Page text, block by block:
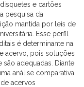
e cartões
pesquisa da
mantida por leis de
Esse perfil
é determinante na
acervo, pois soluções
adequadas. Diante
análise comparativa
acervos